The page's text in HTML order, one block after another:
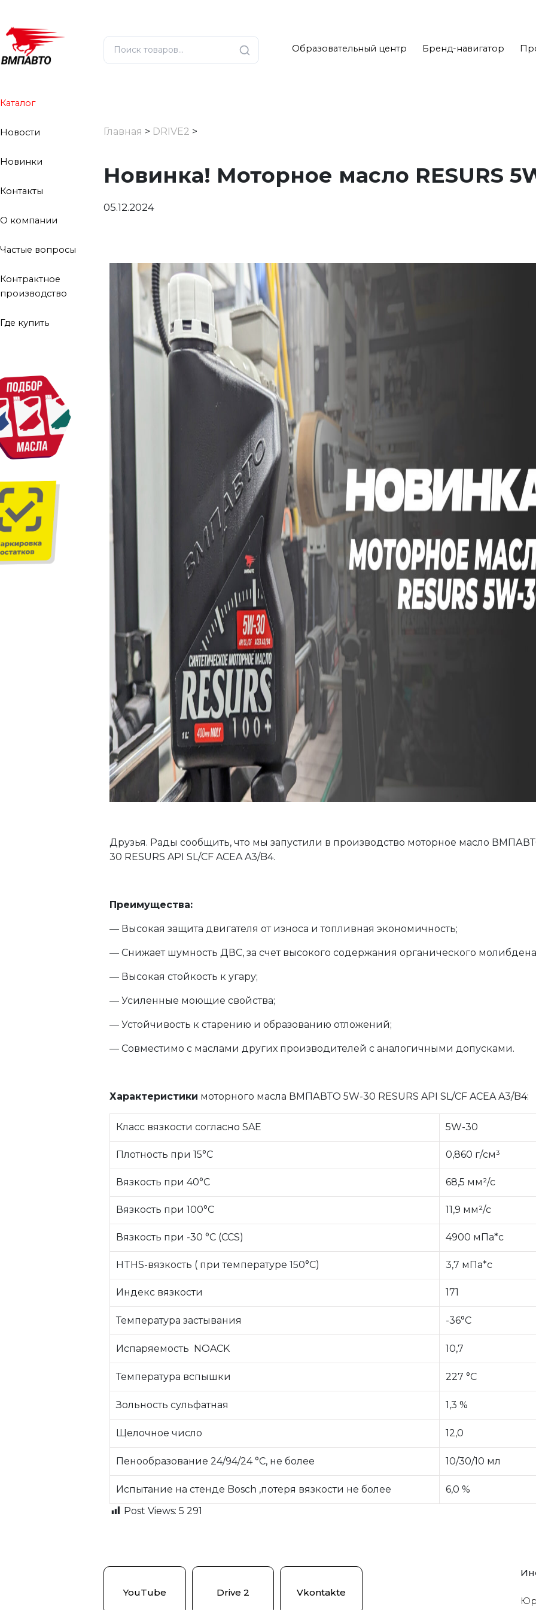
Каталог
Новости
Новинки
Контакты
О компании
Частые вопросы
Контрактное
производство
Где купить
Образовательный центр Бренд-навигатор
Главная > DRIVE2 >
Новинка! Моторное масло RESURS
05.12.2024
Друзья. Рады сообщить, что мы запустили в производство моторное масло
30 RESURS API SL/CF ACEA A3/B4.
Преимущества:
— Высокая защита двигателя от износа и топливная экономичность;
— Снижает шумность ДВС, за счет высокого содержания органического
— Высокая стойкость к угару;
— Усиленные моющие свойства;
— Устойчивость к старению и образованию отложений;
— Совместимо с маслами других производителей с аналогичными допусками.
Характеристики моторного масла ВМПАВТО 5W-30 RESURS API SL/CF ACEA A3/B4:
Класс вязкости согласно SAE 5W-30
Плотность при 15°C 0,860 г/см³
Вязкость при 40°C 68,5 мм²/с
Вязкость при 100°C 11,9 мм²/с
Вязкость при -30 °C (CCS) 4900 мПа*с
HTHS-вязкость ( при температуре 150°C) 3,7 мПа*с
Индекс вязкости 171
Температура застывания -36°C
Испаряемость NOACK 10,7
Температура вспышки 227 °C
Зольность сульфатная 1,3 %
Щелочное число 12,0
Пенообразование 24/94/24 °С, не более 10/30/10 мл
Испытание на стенде Bosch ,потеря вязкости не более 6,0 %
Post Views: 5 291
YouTube Drive 2 Vkontakte